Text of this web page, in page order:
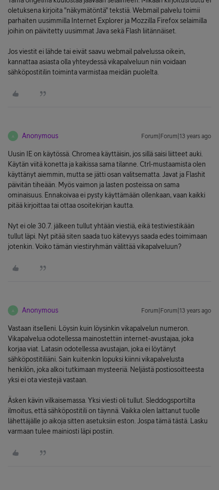
oletuksena kirjoita "näkymätöntä" tekstiä. Webmail palvelu toimii
parhaiten uusimmilla Internet Explorer ja Mozzilla Firefox selaimilla
joihin on päivitetty uusimmat Java sekä Flash liitännäiset.
Jos viestit ei lähde tai eivät saavu webmail palvelussa oikein,
kannattaa asiasta olla yhteydessä vikapalveluun niin voidaan
sähköpostitilin toiminta varmistaa meidän puolelta.
A Anonymous Forum|Forum|13 years ago
Uusin IE on käytössä. Chromea käyttäisin, jos sillä saisi liitteet auki.
Käytän viitä konetta ja kaikissa sama tilanne. Ctrl-mustaamista olen
käyttänyt aiemmin, mutta se jätti osan valitsematta. Javat ja Flashit
päivitän tiheään. Myös vaimon ja lasten posteissa on sama
ominaisuus. Ennakoivaa ei pysty käyttämään ollenkaan, vaan kaikki
pitää kirjoittaa tai ottaa osoitekirjan kautta.
Nyt ei ole 30.7. jälkeen tullut yhtään viestiä, eikä testiviestikään
tullut läpi. Nyt pitää siten saada tuo kätevyys saada edes toimimaan
jotenkin. Voiko tämän viestiryhmän välittää vikapalveluun?
A Anonymous Forum|Forum|13 years ago
Vastaan itselleni. Löysin kuin löysinkin vikapalvelun numeron.
Vikapalvelua odotellessa mainostettiin internet-avustajaa, joka
korjaa viat. Latasin odotellessa avustajan, joka ei löytänyt
sähköpostitiliäni. Sain kuitenkin lopuksi kiinni vikapalvelusta
henkilön, joka alkoi tutkimaan mysteeriä. Neljästä postiosoitteesta
yksi ei ota viestejä vastaan.
Äsken kävin vilkaisemassa. Yksi viesti oli tullut. Sleddogsportilta
ilmoitus, että sähköpostitili on täynnä. Vaikka olen laittanut tuolle
lähettäjälle jo aikoja sitten asetuksiin eston. Jospa tämä tästä. Lasku
varmaan tulee mainiosti läpi postiin.